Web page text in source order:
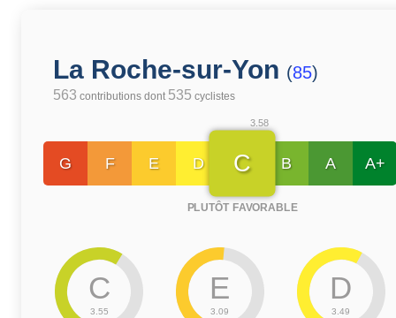
La Roche-sur-Yon (85)
563 contributions dont 535 cyclistes
G F E D
3.58
C
PLUTÔT FAVORABLE
B A A+
C
3.55
E
3.09
D
3.49